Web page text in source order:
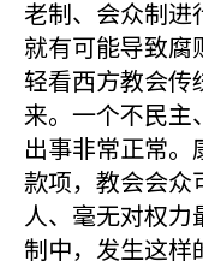
老制、会众制进
就有可能导致腐
轻看西方教会传
来。一个不民主
出事非常正常
款项，教会会众
人、毫无对权力
制中，发生这样